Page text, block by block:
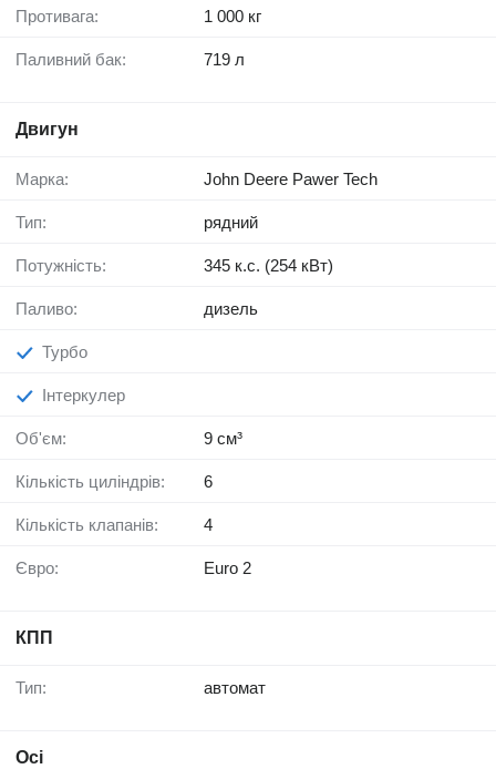
Противага: 1 000 кг
Паливний бак: 719 л
Двигун
Марка: John Deere Pawer Tech
Тип: рядний
Потужність: 345 к.с. (254 кВт)
Паливо: дизель
Турбо
Інтеркулер
Об'єм: 9 см³
Кількість циліндрів: 6
Кількість клапанів: 4
Євро: Euro 2
КПП
Тип: автомат
Осі